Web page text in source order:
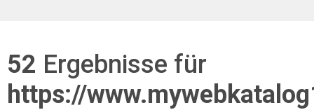
52 Ergebnisse für
https://